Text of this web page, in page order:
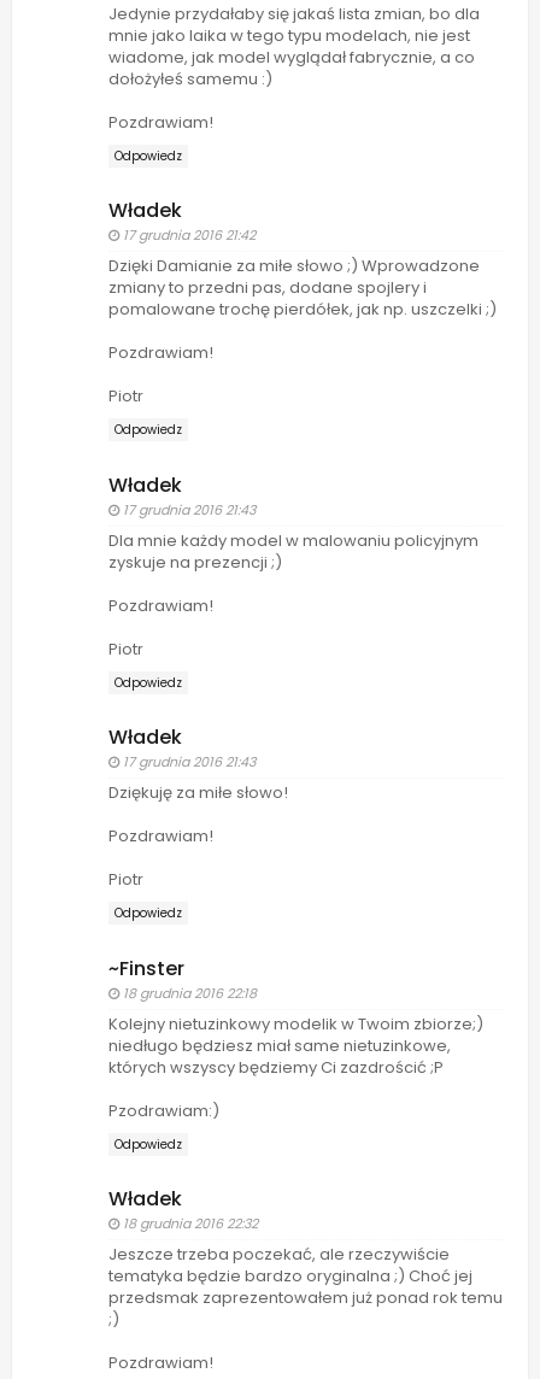
Jedynie przydałaby się jakaś lista zmian, bo dla
mnie jako laika w tego typu modelach, nie jest
wiadome, jak model wyglądał fabrycznie, a co
dołożyłeś samemu :)
Pozdrawiam!
Odpowiedz
Władek
17 grudnia 2016 21:42
Dzięki Damianie za miłe słowo ;) Wprowadzone
zmiany to przedni pas, dodane spojlery i
pomalowane trochę pierdółek, jak np. uszczelki ;)
Pozdrawiam!
Piotr
Odpowiedz
Władek
17 grudnia 2016 21:43
Dla mnie każdy model w malowaniu policyjnym
zyskuje na prezencji ;)
Pozdrawiam!
Piotr
Odpowiedz
Władek
17 grudnia 2016 21:43
Dziękuję za miłe słowo!
Pozdrawiam!
Piotr
Odpowiedz
~Finster
18 grudnia 2016 22:18
Kolejny nietuzinkowy modelik w Twoim zbiorze;)
niedługo będziesz miał same nietuzinkowe,
których wszyscy będziemy Ci zazdrościć ;P
Pzodrawiam:)
Odpowiedz
Władek
18 grudnia 2016 22:32
Jeszcze trzeba poczekać, ale rzeczywiście
tematyka będzie bardzo oryginalna ;) Choć jej
przedsmak zaprezentowałem już ponad rok temu
;)
Pozdrawiam!